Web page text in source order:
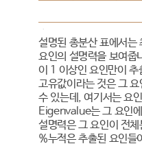
설명된 총분산 표에서는
요인의 설명력을 보여
이 1 이상인 요인만이
고유값이라는 것은 그
수 있는데, 여기서는 요
Eigenvalue는 그 요인에
설명력은 그 요인이 전
%누적은 추출된 요인